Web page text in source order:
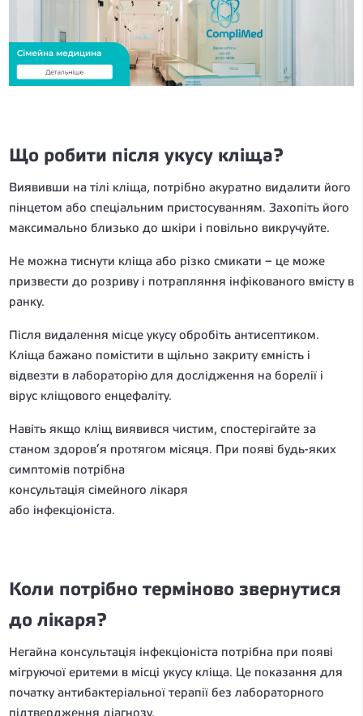
Що робити після укусу кліща?
Виявивши на тілі кліща, потрібно акуратно видалити його
пінцетом або спеціальним пристосуванням. Захопіть його
максимально близько до шкіри і повільно викручуйте.
Не можна тиснути кліща або різко смикати – це може
призвести до розриву і потрапляння інфікованого вмісту в
ранку.
Після видалення місце укусу обробіть антисептиком.
Кліща бажано помістити в щільно закриту ємність і
відвезти в лабораторію для дослідження на борелії і
вірус кліщового енцефаліту.
Навіть якщо кліщ виявився чистим, спостерігайте за
станом здоров’я протягом місяця. При появі будь-яких
симптомів потрібна
консультація сімейного лікаря
або інфекціоніста.
Коли потрібно терміново звернутися
до лікаря?
Негайна консультація інфекціоніста потрібна при появі
мігруючої еритеми в місці укусу кліща. Це показання для
початку антибактеріальної терапії без лабораторного
підтвердження діагнозу.